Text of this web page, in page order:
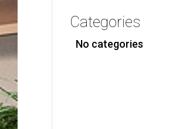
Categories
No categories